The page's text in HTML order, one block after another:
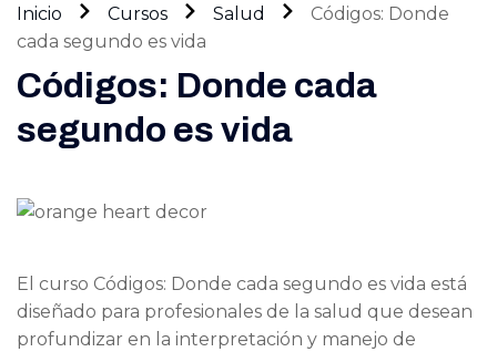
Inicio Cursos Salud
Códigos: Donde
cada segundo es vida
Códigos: Donde cada
segundo es vida
El curso Códigos: Donde cada segundo es vida está
diseñado para profesionales de la salud que desean
profundizar en la interpretación y manejo de